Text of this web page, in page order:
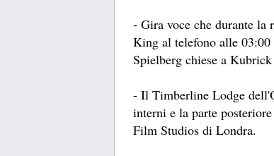
- Gira voce che durante la
King al telefono alle
Spielberg chiese a
- Il Timberline Lodge
interni e la parte
Film Studios di Londra.